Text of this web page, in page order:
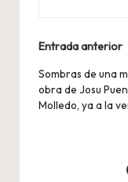
de
Entrada anterior
Sombras de una
obra de Josu
Molledo, ya a la